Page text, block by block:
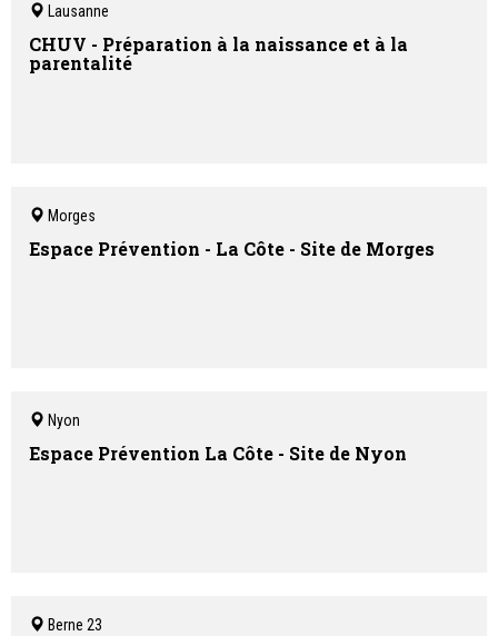
Lausanne
CHUV - Préparation à la naissance et à la
parentalité
Morges
Espace Prévention - La Côte - Site de Morges
Nyon
Espace Prévention La Côte - Site de Nyon
Berne 23